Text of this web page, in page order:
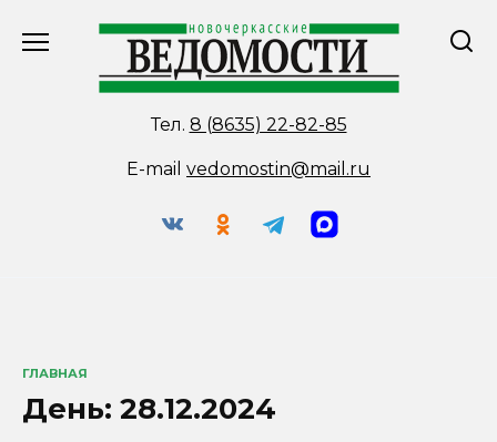
Тел. 8 (8635) 22-82-85
E-mail vedomostin@mail.ru
ГЛАВНАЯ
День: 28.12.2024